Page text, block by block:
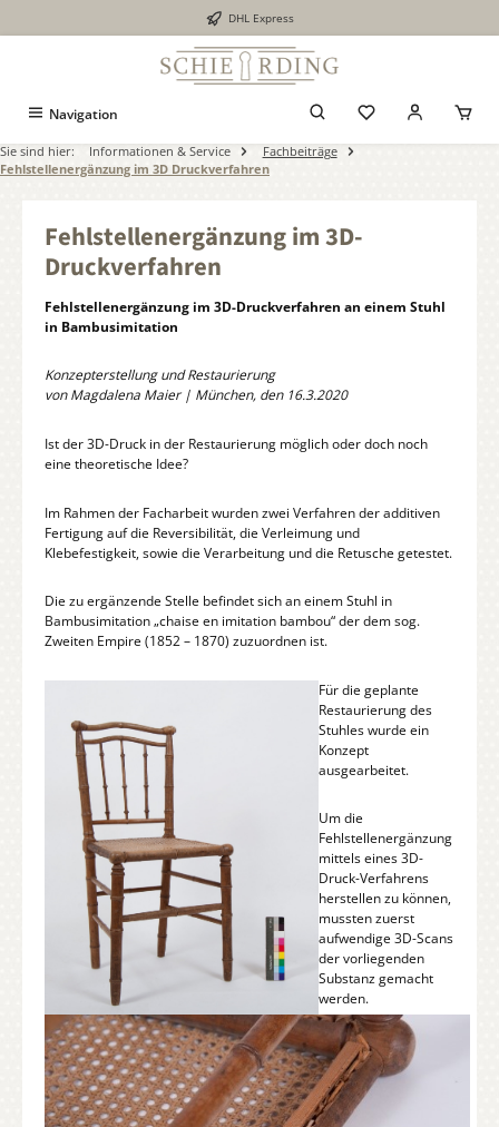
DHL Express
Navigation
Sie sind hier: Informationen & Service
Fachbeiträge
Fehlstellenergänzung im 3D Druckverfahren
Fehlstellenergänzung im 3D-
Druckverfahren
Fehlstellenergänzung im 3D-Druckverfahren an einem Stuhl
in Bambusimitation
Konzepterstellung und Restaurierung
von Magdalena Maier | München, den 16.3.2020
Ist der 3D-Druck in der Restaurierung möglich oder doch noch
eine theoretische Idee?
Im Rahmen der Facharbeit wurden zwei Verfahren der additiven
Fertigung auf die Reversibilität, die Verleimung und
Klebefestigkeit, sowie die Verarbeitung und die Retusche getestet.
Die zu ergänzende Stelle befindet sich an einem Stuhl in
Bambusimitation „chaise en imitation bambou“ der dem sog.
Zweiten Empire (1852 – 1870) zuzuordnen ist.
Für die geplante
Restaurierung des
Stuhles wurde ein
Konzept
ausgearbeitet.
Um die
Fehlstellenergänzung
mittels eines 3D-
Druck-Verfahrens
herstellen zu können,
mussten zuerst
aufwendige 3D-Scans
der vorliegenden
Substanz gemacht
werden.